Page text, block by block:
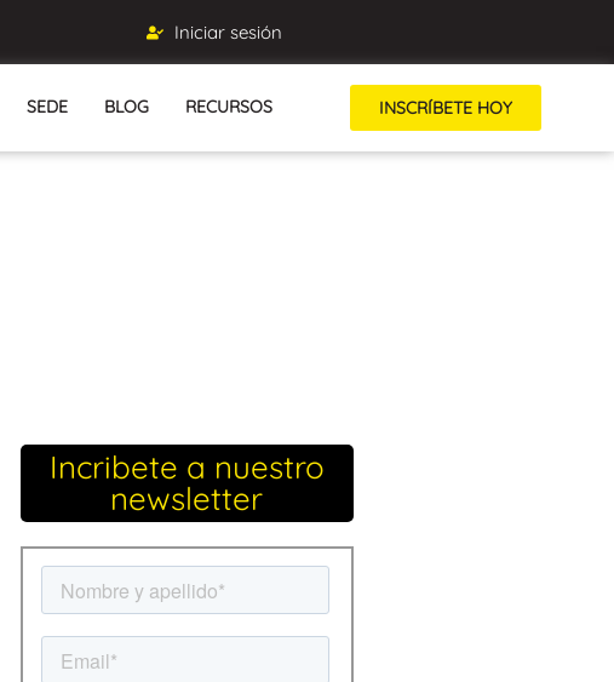
Iniciar sesión
SEDE BLOG RECURSOS INSCRÍBETE HOY
Incribete a nuestro
newsletter